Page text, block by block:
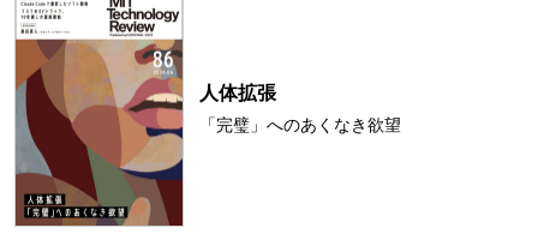
人体拡張
「完璧」へのあくなき欲望